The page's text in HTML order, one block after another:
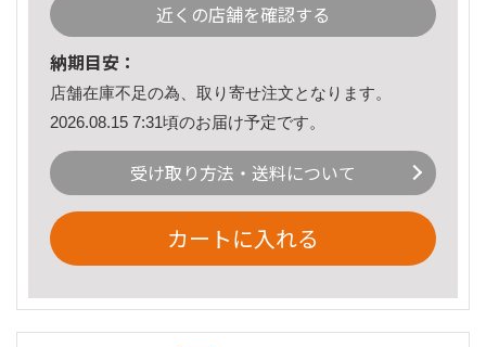
近くの店舗を確認する
納期目安：
店舗在庫不足の為、取り寄せ注文となります。
2026.08.15 7:31頃のお届け予定です。
受け取り方法・送料について
カートに入れる